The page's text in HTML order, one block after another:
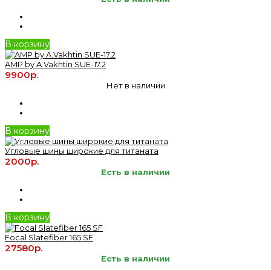
В корзину
AMP by A.Vakhtin SUE-17.2
9900р.
Нет в наличии
В корзину
Угловые шины широкие для титаната
2000р.
Есть в наличии
В корзину
Focal Slatefiber 165 SF
27580р.
Есть в наличии